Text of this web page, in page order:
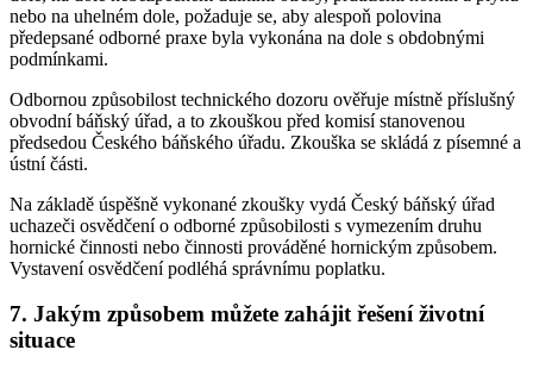
nebo na uhelném dole, požaduje se, aby alespoň polovina
předepsané odborné praxe byla vykonána na dole s obdobnými
podmínkami.
Odbornou způsobilost technického dozoru ověřuje místně příslušný
obvodní báňský úřad, a to zkouškou před komisí stanovenou
předsedou Českého báňského úřadu. Zkouška se skládá z písemné a
ústní části.
Na základě úspěšně vykonané zkoušky vydá Český báňský úřad
uchazeči osvědčení o odborné způsobilosti s vymezením druhu
hornické činnosti nebo činnosti prováděné hornickým způsobem.
Vystavení osvědčení podléhá správnímu poplatku.
7. Jakým způsobem můžete zahájit řešení životní
situace